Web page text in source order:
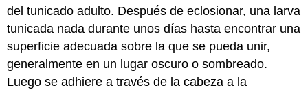
del tunicado adulto. Después de eclosionar, una larva
tunicada nada durante unos días hasta encontrar una
superficie adecuada sobre la que se pueda unir,
generalmente en un lugar oscuro o sombreado.
Luego se adhiere a través de la cabeza a la